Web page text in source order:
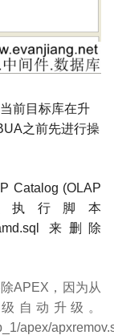
前目标库在升
之前先进行操
Catalog (OLAP
行脚本
来删除
APEX ，因为从
自动升级。
apex/